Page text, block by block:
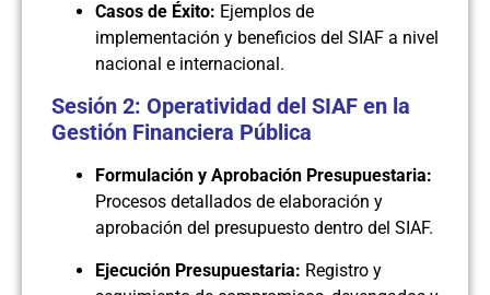
Casos de Éxito: Ejemplos de
implementación y beneficios del SIAF a nivel
nacional e internacional.
Sesión 2: Operatividad del SIAF en la
Gestión Financiera Pública
Formulación y Aprobación Presupuestaria:
Procesos detallados de elaboración y
aprobación del presupuesto dentro del SIAF.
Ejecución Presupuestaria: Registro y